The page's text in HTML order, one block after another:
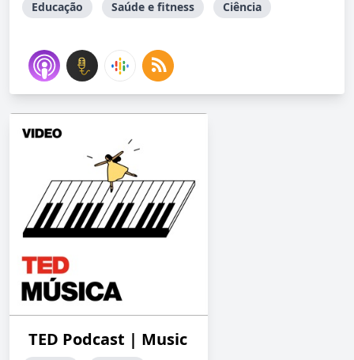
Educação Saúde e fitness Ciência
TED Podcast | Music